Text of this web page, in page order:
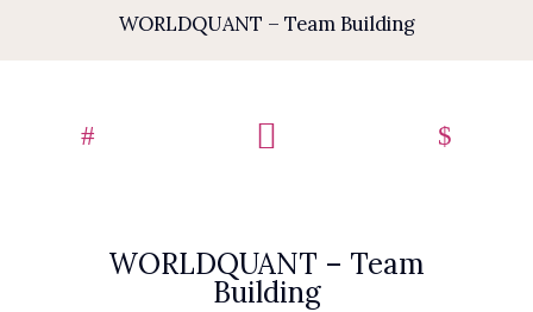
WORLDQUANT – Team Building
WORLDQUANT – Team
Building